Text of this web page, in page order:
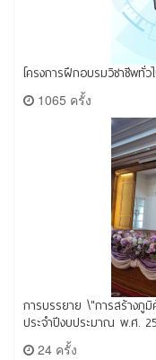
โครงการฝึกอบรมวิชาชีพทั่ว
1065 ครั้ง
การบรรยาย \"การสร้างภูมิ
ประจำปีงบประมาณ พ.ศ.
24 ครั้ง